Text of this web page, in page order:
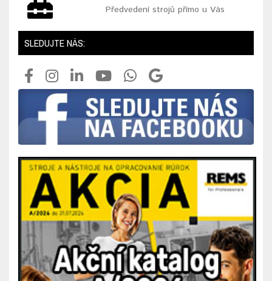
Předvedení strojů přímo u Vás
SLEDUJTE NÁS: